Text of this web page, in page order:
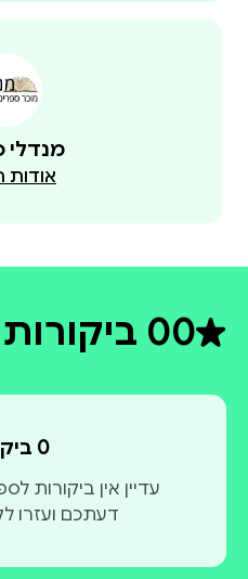
מנדלי
אודות
0דירוג ממוצע 0
0 ביקורות
0 ביקורות
עדיין אין ביקורות
דעתכם ועזרו